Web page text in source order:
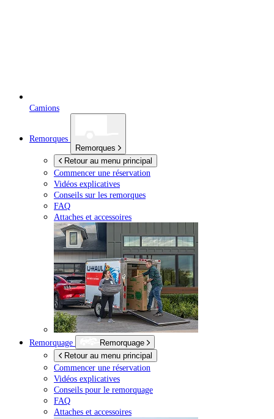
Camions
Remorques
Remorques
Retour au menu principal
Commencer une réservation
Vidéos explicatives
Conseils sur les remorques
FAQ
Attaches et accessoires
Remorquage
Remorquage
Retour au menu principal
Commencer une réservation
Vidéos explicatives
Conseils pour le remorquage
FAQ
Attaches et accessoires